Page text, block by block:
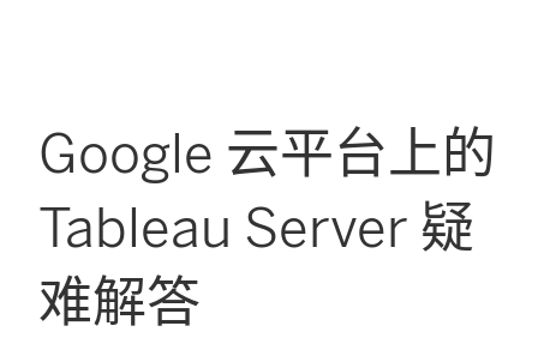
Google 云平台上的
Tableau Server 疑
难解答